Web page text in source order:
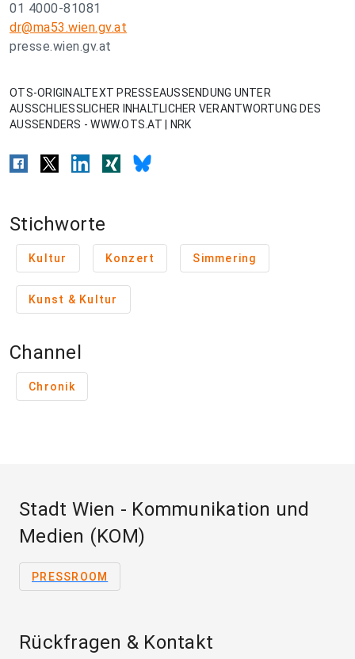
01 4000-81081
dr@ma53.wien.gv.at
presse.wien.gv.at
OTS-ORIGINALTEXT PRESSEAUSSENDUNG UNTER
AUSSCHLIESSLICHER INHALTLICHER VERANTWORTUNG DES
AUSSENDERS - WWW.OTS.AT | NRK
Stichworte
Kultur Konzert Simmering
Kunst & Kultur
Channel
Chronik
Stadt Wien - Kommunikation und
Medien (KOM)
PRESSROOM
Rückfragen & Kontakt